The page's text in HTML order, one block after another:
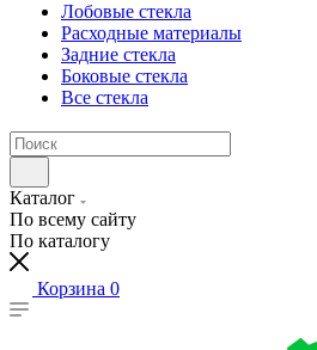
Лобовые стекла
Расходные материалы
Задние стекла
Боковые стекла
Все стекла
Каталог
По всему сайту
По каталогу
Корзина 0